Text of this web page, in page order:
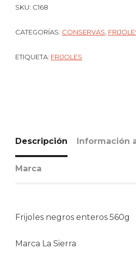
SKU: C168
CATEGORÍAS: CONSERVAS,
ETIQUETA: FRIJOLES
Descripción Información
Marca
Frijoles negros enteros 560g
Marca La Sierra